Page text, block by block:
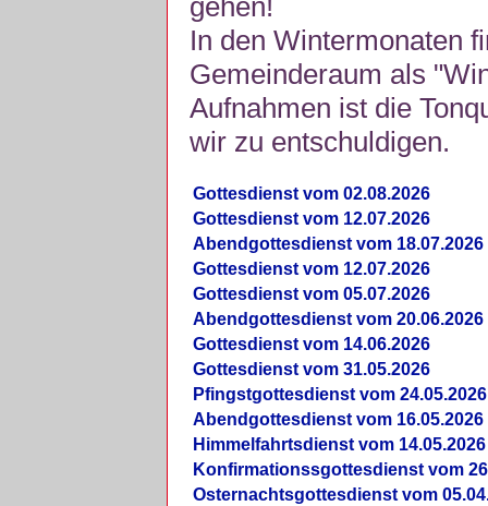
gehen!
In den Wintermonaten
Gemeinderaum als
Aufnahmen ist die
wir zu entschuldigen.
Gottesdienst vom 02.08.2026
Gottesdienst vom 12.07.2026
Abendgottesdienst vom 18.07.2026
Gottesdienst vom 12.07.2026
Gottesdienst vom 05.07.2026
Abendgottesdienst vom 20.06.2026
Gottesdienst vom 14.06.2026
Gottesdienst vom 31.05.2026
Pfingstgottesdienst vom 24.05.2026
Abendgottesdienst vom 16.05.2026
Himmelfahrtsdienst vom 14.05.2026
Konfirmationssgottesdienst vom
Osternachtsgottesdienst vom